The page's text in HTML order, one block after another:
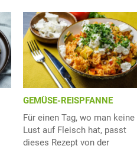
GEMÜSE-REISPFANNE
Für einen Tag, wo man keine
Lust auf Fleisch hat, passt
dieses Rezept von der